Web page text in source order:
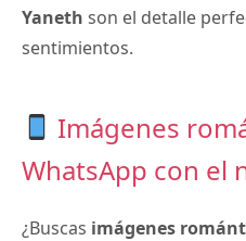
Yaneth son el detalle
sentimientos.
Imágenes
WhatsApp con el
¿Buscas imágenes